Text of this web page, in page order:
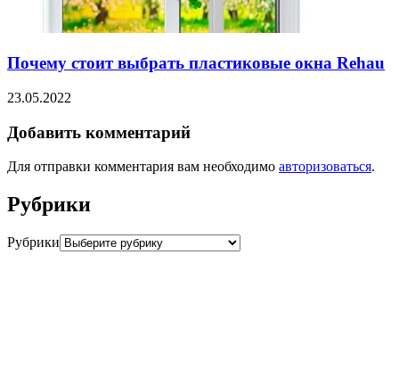
Почему стоит выбрать пластиковые окна Rehau
23.05.2022
Добавить комментарий
Для отправки комментария вам необходимо авторизоваться.
Рубрики
Рубрики